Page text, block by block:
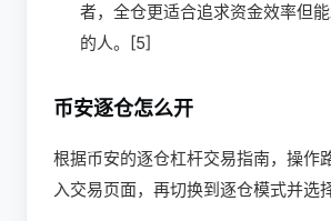
者，全仓更适合追求资金效率但
的人。[5]
币安逐仓怎么开
根据币安的逐仓杠杆交易指南，操作
入交易页面，再切换到逐仓模式并选